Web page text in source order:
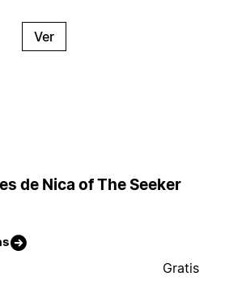
Ver
de Nica of The Seeker
Gratis